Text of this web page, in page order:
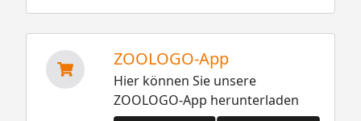
ZOOLOGO-App
Hier können Sie unsere
ZOOLOGO-App herunterladen